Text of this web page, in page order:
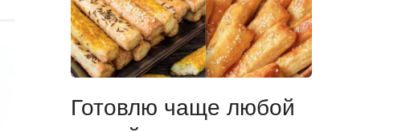
Готовлю чаще любой